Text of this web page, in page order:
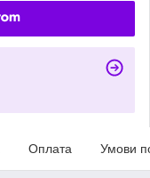
Оплата Умови